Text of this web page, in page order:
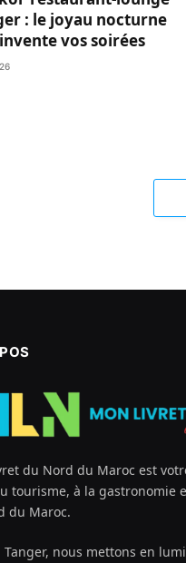
: le joyau nocturne
vos soirées
du Nord du Maroc est
tourisme, à la gastronomie
du Maroc.
Tanger, nous mettons en